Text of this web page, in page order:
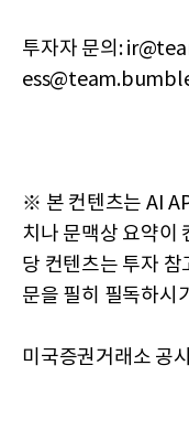
투자자 문의:
※ 본 컨텐츠는 AI
치나 문맥상 요약이
당 컨텐츠는 투자
문을 필히 필독하시
미국증권거래소 공